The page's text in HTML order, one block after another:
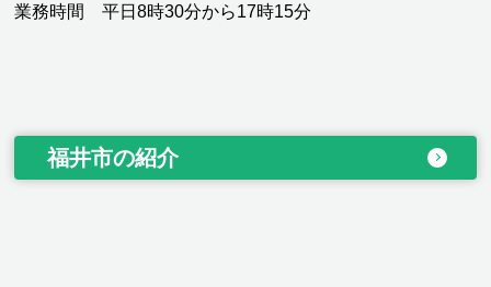
業務時間 平日8時30分から17時15分
福井市の紹介